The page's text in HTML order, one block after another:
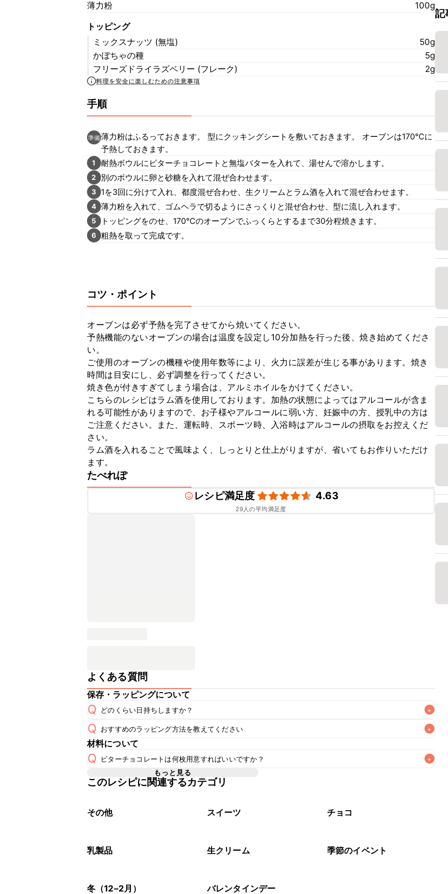
薄力粉
100g
トッピング
ミックスナッツ (無塩)
50g
かぼちゃの種
5g
フリーズドライラズベリー (フレーク)
2g
料理を安全に楽しむための注意事項
手順
準備薄力粉はふるっておきます。 型にクッキングシートを敷いておきます。 オーブンは170℃に
予熱しておきます。
1 耐熱ボウルにビターチョコレートと無塩バターを入れて、湯せんで溶かします。
2 別のボウルに卵と砂糖を入れて混ぜ合わせます。
3 1を3回に分けて入れ、都度混ぜ合わせ、生クリームとラム酒を入れて混ぜ合わせます。
4 薄力粉を入れて、ゴムヘラで切るようにさっくりと混ぜ合わせ、型に流し入れます。
5 トッピングをのせ、170℃のオーブンでふっくらとするまで30分程焼きます。
6 粗熱を取って完成です。
コツ・ポイント
オーブンは必ず予熱を完了させてから焼いてください。
予熱機能のないオーブンの場合は温度を設定し10分加熱を行った後、焼き始めてくださ
い。
ご使用のオーブンの機種や使用年数等により、火力に誤差が生じる事があります。焼き
時間は目安にし、必ず調整を行ってください。
焼き色が付きすぎてしまう場合は、アルミホイルをかけてください。
こちらのレシピはラム酒を使用しております。加熱の状態によってはアルコールが含ま
れる可能性がありますので、お子様やアルコールに弱い方、妊娠中の方、授乳中の方は
ご注意ください。また、運転時、スポーツ時、入浴時はアルコールの摂取をお控えくだ
さい。
ラム酒を入れることで風味よく、しっとりと仕上がりますが、省いてもお作りいただけ
ます。
たべれぽ
レシピ満足度
4.63
29人の平均満足度
よくある質問
保存・ラッピングについて
Q どのくらい日持ちしますか？ +
A
Q おすすめのラッピング方法を教えてください +
A こちら
材料について
Q ビターチョコレートは何枚用意すればいいですか？ +
A 3枚使用しています。メーカーによって1枚あたりのg数が異なるため、パッケージに記載されている
もっと見る
このレシピに関連するカテゴリ
その他 スイーツ チョコ
乳製品 生クリーム 季節のイベント
冬（12–2月） バレンタインデー
記